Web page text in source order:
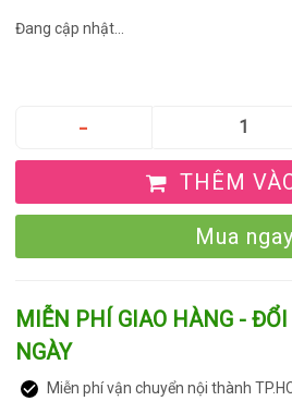
Đang cập nhật...
THÊM
Mua ngay
MIỄN PHÍ GIAO HÀNG -
NGÀY
Miễn phí vận chuyển nội thành